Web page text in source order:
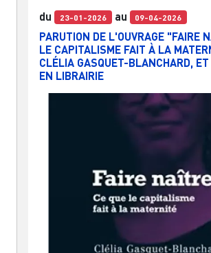
du 23-01-2026 au 09-04-2026
PARUTION DE L'OUVRAGE "FAIRE
LE CAPITALISME FAIT À LA
CLÉLIA GASQUET-BLANCHARD,
EN LIBRAIRIE